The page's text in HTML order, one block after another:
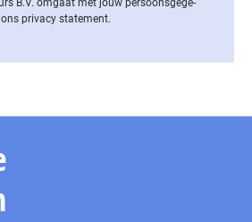
privacy statement.